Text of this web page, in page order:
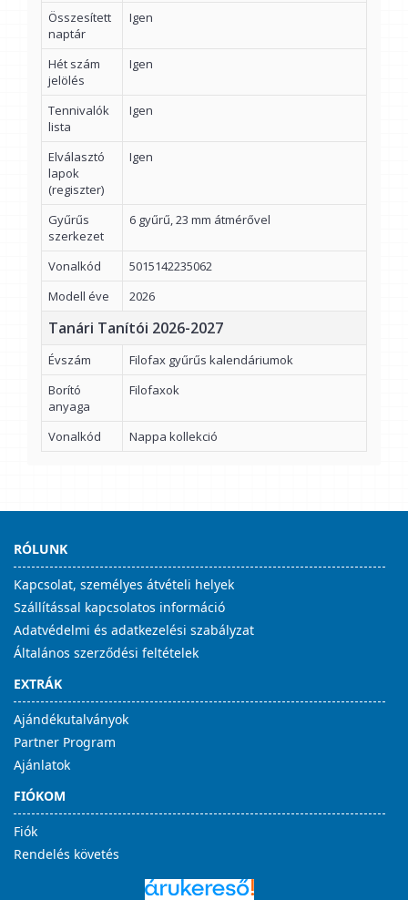
Összesített
naptár
Igen
Hét szám
jelölés
Igen
Tennivalók
lista
Igen
Elválasztó
lapok
(regiszter)
Igen
Gyűrűs
szerkezet
6 gyűrű, 23 mm átmérővel
Vonalkód
5015142235062
Modell éve
2026
Tanári Tanítói 2026-2027
Évszám
Filofax gyűrűs kalendáriumok
Borító
anyaga
Filofaxok
Vonalkód Nappa kollekció
RÓLUNK
Kapcsolat, személyes átvételi helyek
Szállítással kapcsolatos információ
Adatvédelmi és adatkezelési szabályzat
Általános szerződési feltételek
EXTRÁK
Ajándékutalványok
Partner Program
Ajánlatok
FIÓKOM
Fiók
Rendelés követés